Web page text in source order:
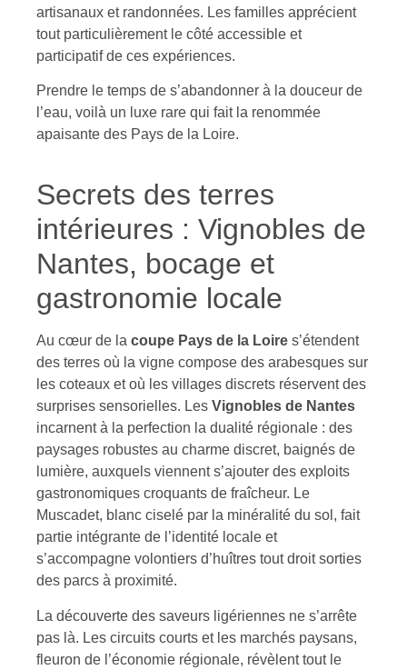
artisanaux et randonnées. Les familles apprécient
tout particulièrement le côté accessible et
participatif de ces expériences.
Prendre le temps de s’abandonner à la douceur de
l’eau, voilà un luxe rare qui fait la renommée
apaisante des Pays de la Loire.
Secrets des terres
intérieures : Vignobles de
Nantes, bocage et
gastronomie locale
Au cœur de la coupe Pays de la Loire s’étendent
des terres où la vigne compose des arabesques sur
les coteaux et où les villages discrets réservent des
surprises sensorielles. Les Vignobles de Nantes
incarnent à la perfection la dualité régionale : des
paysages robustes au charme discret, baignés de
lumière, auxquels viennent s’ajouter des exploits
gastronomiques croquants de fraîcheur. Le
Muscadet, blanc ciselé par la minéralité du sol, fait
partie intégrante de l’identité locale et
s’accompagne volontiers d’huîtres tout droit sorties
des parcs à proximité.
La découverte des saveurs ligériennes ne s’arrête
pas là. Les circuits courts et les marchés paysans,
fleuron de l’économie régionale, révèlent tout le